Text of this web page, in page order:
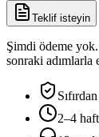
Teklif isteyin
Şimdi ödeme
sonraki adımlarla
2–4